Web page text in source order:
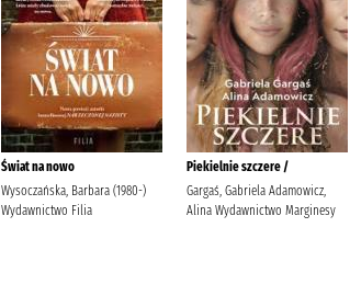
Świat na nowo
Wysoczańska, Barbara (1980-)
Wydawnictwo Filia
Piekielnie szczere /
Gargaś, Gabriela Adamowicz,
Alina Wydawnictwo Marginesy